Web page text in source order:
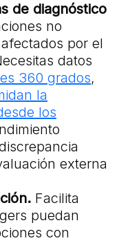
de diagnóstico
no
por el
datos
360 grados,
la
los
externa
Facilita
puedan
con